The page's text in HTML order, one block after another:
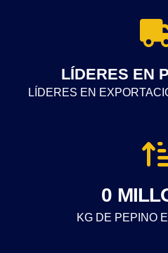
LÍDERES EN
LÍDERES EN
0
KG DE PEPINO